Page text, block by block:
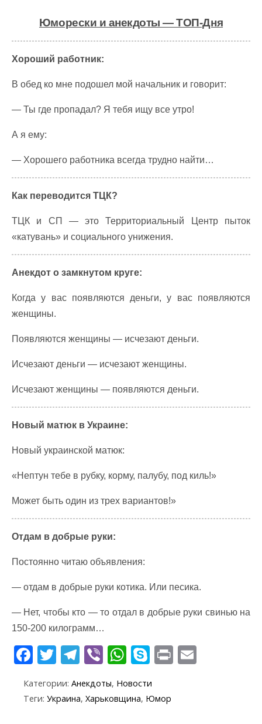
Юморески и анекдоты — ТОП-Дня
Хороший работник:
В обед ко мне подошел мой начальник и говорит:
— Ты где пропадал? Я тебя ищу все утро!
А я ему:
— Хорошего работника всегда трудно найти…
Как переводится ТЦК?
ТЦК и СП — это Территориальный Центр пыток
«катувань» и социального унижения.
Анекдот о замкнутом круге:
Когда у вас появляются деньги, у вас появляются
женщины.
Появляются женщины — исчезают деньги.
Исчезают деньги — исчезают женщины.
Исчезают женщины — появляются деньги.
Новый матюк в Украине:
Новый украинской матюк:
«Нептун тебе в рубку, корму, палубу, под киль!»
Может быть один из трех вариантов!»
Отдам в добрые руки:
Постоянно читаю объявления:
— отдам в добрые руки котика. Или песика.
— Нет, чтобы кто — то отдал в добрые руки свинью на
150-200 килограмм…
F
e
T
itt
er
T
e
gr
Vi
er
W
at
S
y
Pr
Категории: Анекдоты, Новости
Теги: Украина, Харьковщина, Юмор